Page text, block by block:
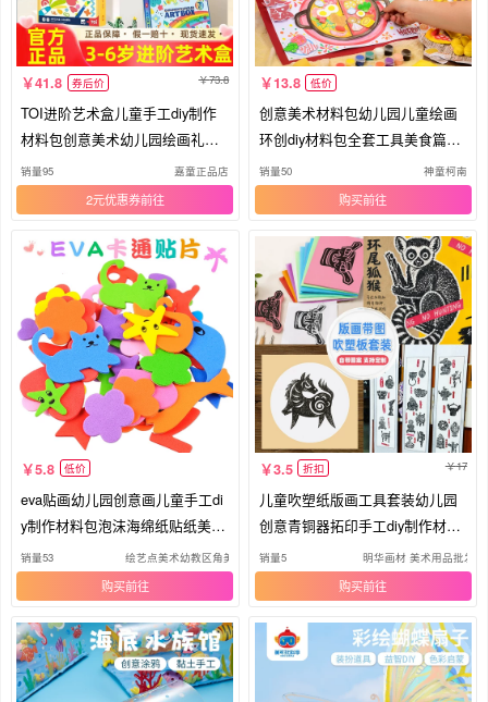
41.8 券后价 73.8
TOI进阶艺术盒儿童手工diy制作
材料包创意美术幼儿园绘画礼物
玩具
销量95 嘉童正品店
2元优惠券
13.8 低价
创意美术材料包幼儿园儿童绘画
环创diy材料包全套工具美食篇设
计
销量50 神童柯南
购买
5.8 低价
eva贴画幼儿园创意画儿童手工di
y制作材料包泡沫海绵纸贴纸美工
区
销量53 绘艺点美术幼教区角美劳玩具
购买
3.5 折扣 17
儿童吹塑纸版画工具套装幼儿园
创意青铜器拓印手工diy制作材料
包
销量5 明华画材 美术用品批发
购买